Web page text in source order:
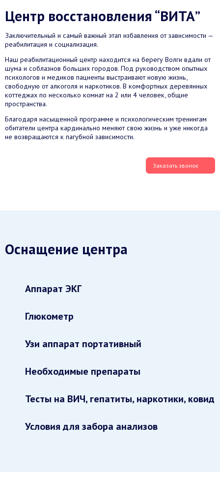
Центр восстановления “ВИТА”
Заключительный и самый важный этап избавления от зависимости —
реабилитация и социализация.
Наш реабилитационный центр находится на берегу Волги вдали от
шума и соблазнов больших городов. Под руководством опытных
психологов и медиков пациенты выстраивают новую жизнь,
свободную от алкоголя и наркотиков. В комфортных деревянных
коттеджах по несколько комнат на 2 или 4 человек, общие
пространства.
Благодаря насыщенной программе и психологическим тренингам
обитатели центра кардинально меняют свою жизнь и уже никогда
не возвращаются к пагубной зависимости.
Заказать звонок
Оснащение центра
Аппарат ЭКГ
Глюкометр
Узи аппарат портативный
Необходимые препараты
Тесты на ВИЧ, гепатиты, наркотики, ковид
Условия для забора анализов